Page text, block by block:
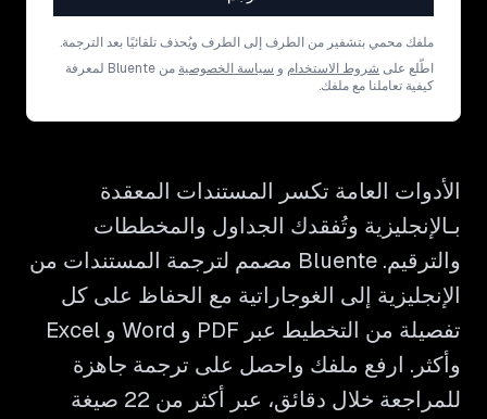
ملفك محمي بتشفير من الطرف إلى الطرف ويُحذف تلقائيًا بعد الترجمة.
اطّلع على شروط الاستخدام و سياسة الخصوصية
من Bluente لمعرفة
كيفية تعاملنا مع ملفك.
الأدوات العامة تكسر المستندات المعقدة
بـالإنجليزية وتُفقدك الجداول والمخططات
والترقيم. Bluente مصمم لترجمة المستندات من
الإنجليزية إلى الغوجاراتية مع الحفاظ على كل
تفصيلة من التخطيط عبر PDF و Word و Excel
وأكثر. ارفع ملفك واحصل على ترجمة جاهزة
للمراجعة خلال دقائق، عبر أكثر من 22 صيغة